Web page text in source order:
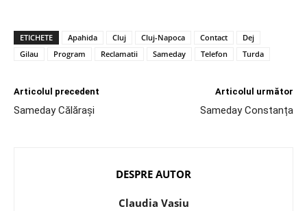
ETICHETE Apahida Cluj Cluj-Napoca Contact
Dej
Gilau
Program Reclamatii Sameday Telefon Turda
Articolul precedent
Sameday Călărași
Articolul următor
Sameday Constanța
DESPRE AUTOR
Claudia Vasiu